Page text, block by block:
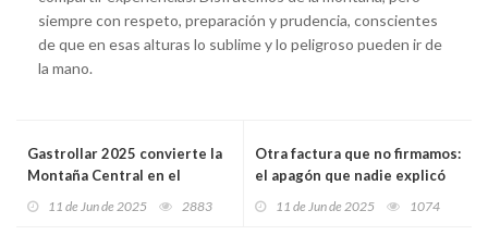
siempre con respeto, preparación y prudencia, conscientes
de que en esas alturas lo sublime y lo peligroso pueden ir de
la mano.
Gastrollar 2025 convierte la
Montaña Central en el
11 de Jun de 2025 2883
Otra factura que no firmamos:
el apagón que nadie explicó
11 de Jun de 2025 1074